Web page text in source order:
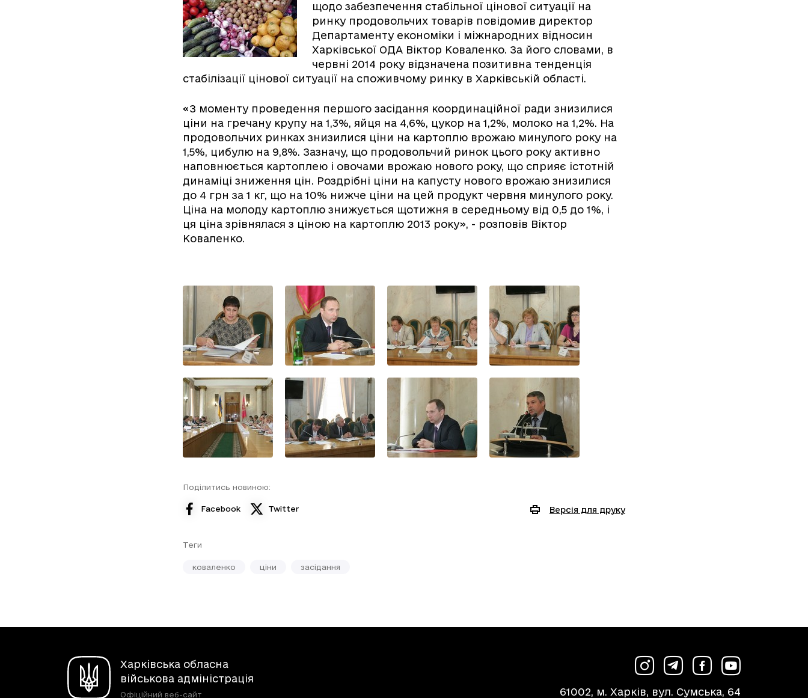
щодо забезпечення стабільної цінової ситуації на
ринку продовольчих товарів повідомив директор
Департаменту економіки і міжнародних відносин
Харківської ОДА Віктор Коваленко. За його словами, в
червні 2014 року відзначена позитивна тенденція
стабілізації цінової ситуації на споживчому ринку в Харківській області.
«З моменту проведення першого засідання координаційної ради знизилися
ціни на гречану крупу на 1,3%, яйця на 4,6%, цукор на 1,2%, молоко на 1,2%. На
продовольчих ринках знизилися ціни на картоплю врожаю минулого року на
1,5%, цибулю на 9,8%. Зазначу, що продовольчий ринок цього року активно
наповнюється картоплею і овочами врожаю нового року, що сприяє істотній
динаміці зниження цін. Роздрібні ціни на капусту нового врожаю знизилися
до 4 грн за 1 кг, що на 10% нижче ціни на цей продукт червня минулого року.
Ціна на молоду картоплю знижується щотижня в середньому від 0,5 до 1%, і
ця ціна зрівнялася з ціною на картоплю 2013 року», - розповів Віктор
Коваленко.
Поділитись новиною:
Facebook Twitter Версія для друку
Теги
коваленко ціни засідання
Харківська обласна
військова адміністрація
Офіційний веб-сайт 61002, м. Харків, вул. Сумська, 64